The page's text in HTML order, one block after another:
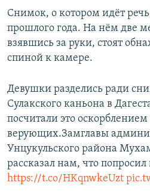
Снимок, о котором идёт
прошлого года. На нём две
взявшись за руки, стоят
спиной к камере.
Девушки разделись ради
Сулакского каньона в
посчитали это оскорблением
верующих.Замглавы
Унцукульского района
рассказал нам, что попросил
https://t.co/HKqnwkeUzt